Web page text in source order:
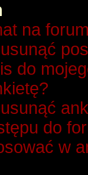
na
do
do
w